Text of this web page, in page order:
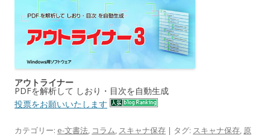
アウトライナー
PDFを解析して しおり・目次を自動生成
投票をお願いいたします
カテゴリー: e-文書法, コラム, スキャナ保存 | タグ: スキャナ保存, 原